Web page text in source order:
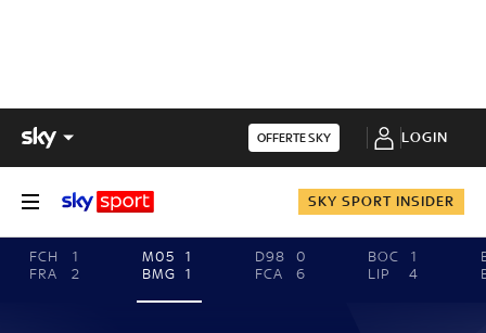
OFFERTE SKY LOGIN
SKY SPORT INSIDER
FCH
1
FRA
2
M05
1
BMG
1
D98
0
FCA
6
BOC
1
LIP
4